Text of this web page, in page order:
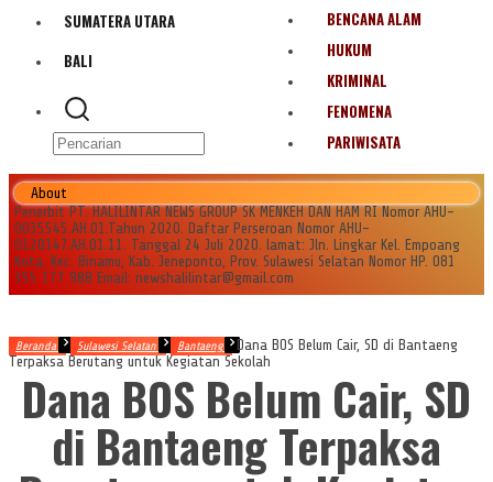
SUMATERA UTARA
BALI
BENCANA ALAM
HUKUM
KRIMINAL
FENOMENA
PARIWISATA
About
Penerbit PT. HALILINTAR NEWS GROUP SK MENKEH DAN HAM RI Nomor AHU-
0035545.AH.01.Tahun 2020. Daftar Perseroan Nomor AHU-
0120147.AH.01.11. Tanggal 24 Juli 2020. lamat: Jln. Lingkar Kel. Empoang
Kota, Kec. Binamu, Kab. Jeneponto, Prov. Sulawesi Selatan Nomor HP. 081
355 177 988 Email: newshalilintar@gmail.com
Beranda Sulawesi Selatan Bantaeng
Dana BOS Belum Cair, SD di Bantaeng
Terpaksa Berutang untuk Kegiatan Sekolah
Dana BOS Belum Cair, SD
di Bantaeng Terpaksa